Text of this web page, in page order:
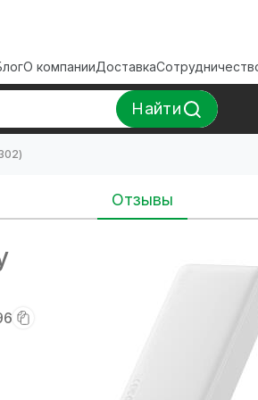
О компанииДоставка
Найти
Отзывы